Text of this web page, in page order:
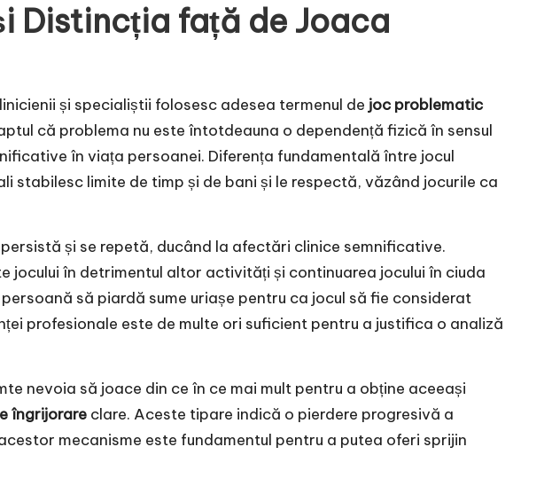
Distincția față de Joaca
și specialiștii folosesc adesea termenul de joc problematic
că problema nu este întotdeauna o dependență fizică în sensul
în viața persoanei. Diferența fundamentală între jocul
stabilesc limite de timp și de bani și le respectă, văzând jocurile ca
și se repetă, ducând la afectări clinice semnificative.
în detrimentul altor activități și continuarea jocului în ciuda
să piardă sume uriașe pentru ca jocul să fie considerat
profesionale este de multe ori suficient pentru a justifica o analiză
nevoia să joace din ce în ce mai mult pentru a obține aceeași
îngrijorare clare. Aceste tipare indică o pierdere progresivă a
mecanisme este fundamentul pentru a putea oferi sprijin